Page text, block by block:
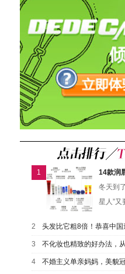
1
14款润
冬天到
星人”又
2 头发比它粗8倍！恭喜中国
3 不化妆也精致的好办法，
4 不婚主义单亲妈妈，美貌